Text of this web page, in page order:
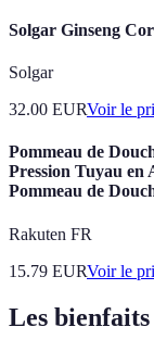
Solgar Ginseng
Solgar
32.00 EURVoir le
Pommeau de
Pression Tuyau en
Pommeau de
Rakuten FR
15.79 EURVoir le
Les